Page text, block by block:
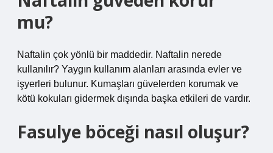
mu?
Naftalin çok yönlü bir maddedir. Naftalin nerede
kullanılır? Yaygın kullanım alanları arasında evler ve
işyerleri bulunur. Kumaşları güvelerden korumak ve
kötü kokuları gidermek dışında başka etkileri de vardır.
Fasulye böceği nasıl oluşur?